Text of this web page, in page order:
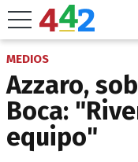
MEDIOS
Azzaro,
Boca:
equipo"